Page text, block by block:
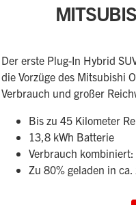
Der erste Plug-In Hybrid
die Vorzüge des Mitsubishi
Verbrauch und großer
Bis zu 45 Kilometer
13,8 kWh Batterie
Verbrauch
Zu 80% geladen in